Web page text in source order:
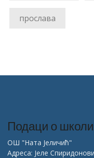
прослава
Подаци о
ОШ "Ната Јеличић"
Адреса: Јеле